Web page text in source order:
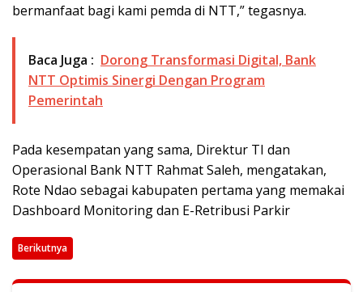
bermanfaat bagi kami pemda di NTT,” tegasnya.
Baca Juga : Dorong Transformasi Digital, Bank
NTT Optimis Sinergi Dengan Program
Pemerintah
Pada kesempatan yang sama, Direktur TI dan
Operasional Bank NTT Rahmat Saleh, mengatakan,
Rote Ndao sebagai kabupaten pertama yang memakai
Dashboard Monitoring dan E-Retribusi Parkir
Berikutnya